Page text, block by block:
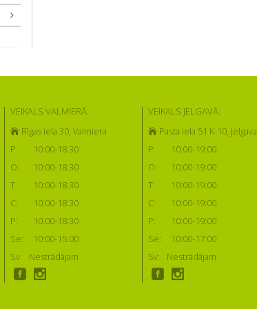
VEIKALS VALMIERĀ:
Rīgas iela 30, Valmiera
P:
10:00-18:30
O:
10:00-18:30
T:
10:00-18:30
C:
10:00-18:30
P:
10:00-18:30
Se:
10:00-15:00
Sv:
Nestrādājam
VEIKALS JELGAVĀ:
Pasta iela 51 K-10, Jelgava
P:
10:00-19:00
O:
10:00-19:00
T:
10:00-19:00
C:
10:00-19:00
P:
10:00-19:00
Se:
10:00-17:00
Sv:
Nestrādājam